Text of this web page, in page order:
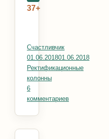
37+
Счастливчик
Опубликовано
01.06.201801.06.2018
Рубрики
Ректификационные
колонны
6
комментариев